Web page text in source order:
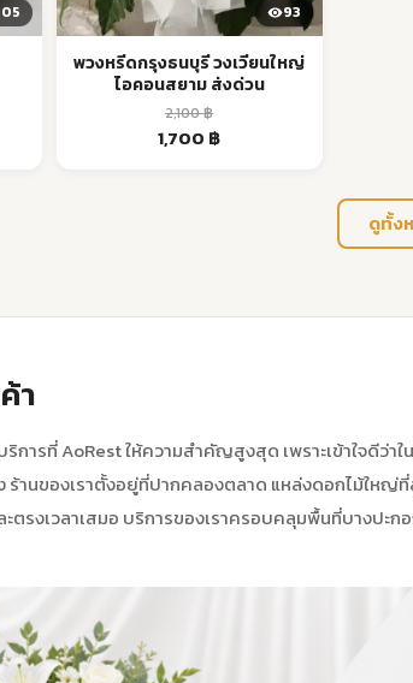
93
พวงหรีดกรุงธนบุรี วงเวียนใหญ่
ไอคอนสยาม ส่งด่วน
2,100฿
Original
1,700 ฿Current
ดูทั้ง
า
การที่ AoRest ให้ความสำคัญสูงสุด เพราะเข้าใจดี
านของเราตั้งอยู่ที่ปากคลองตลาด แหล่งดอกไม้ใหญ่
ตรงเวลาเสมอ บริการของเราครอบคลุมพื้นที่บางปะ